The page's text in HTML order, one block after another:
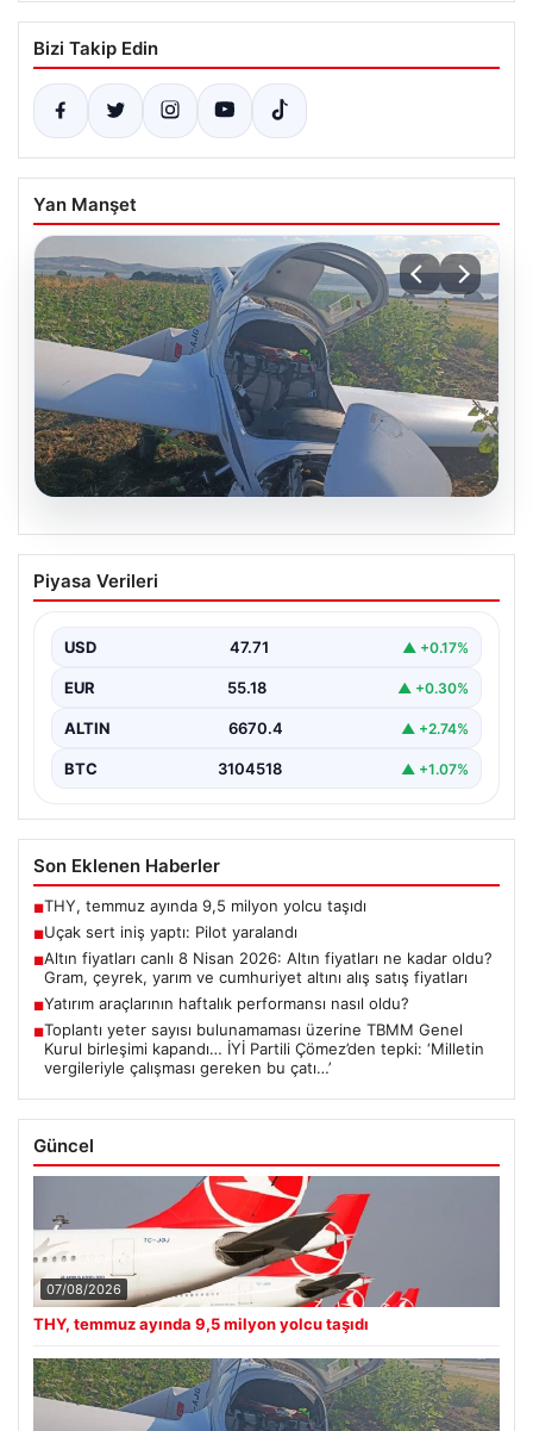
Bizi Takip Edin
Yan Manşet
06.08.2026
Uçak sert iniş yaptı: Pilot yaralandı
Piyasa Verileri
USD 47.71 ▲ +0.17%
EUR 55.18 ▲ +0.30%
ALTIN 6670.4 ▲ +2.74%
BTC 3104518 ▲ +1.07%
Son Eklenen Haberler
■THY, temmuz ayında 9,5 milyon yolcu taşıdı
■Uçak sert iniş yaptı: Pilot yaralandı
■Altın fiyatları canlı 8 Nisan 2026: Altın fiyatları ne kadar oldu?
Gram, çeyrek, yarım ve cumhuriyet altını alış satış fiyatları
■Yatırım araçlarının haftalık performansı nasıl oldu?
■Toplantı yeter sayısı bulunamaması üzerine TBMM Genel
Kurul birleşimi kapandı… İYİ Partili Çömez’den tepki: ‘Milletin
vergileriyle çalışması gereken bu çatı…’
Güncel
07/08/2026
THY, temmuz ayında 9,5 milyon yolcu taşıdı